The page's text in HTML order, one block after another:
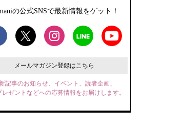
の公式SNSで最新情報をゲット！
メールマガジン登録はこちら
記事のお知らせ、イベント、読者企画、
レゼントなどへの応募情報をお届けします。